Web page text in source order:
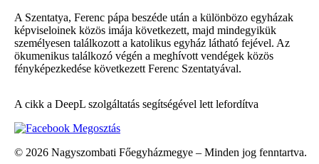
A Szentatya, Ferenc pápa beszéde után a különbözo egyházak
képviseloinek közös imája következett, majd mindegyikük
személyesen találkozott a katolikus egyház látható fejével. Az
ökumenikus találkozó végén a meghívott vendégek közös
fényképezkedése következett Ferenc Szentatyával.
A cikk a DeepL szolgáltatás segítségével lett lefordítva
Megosztás
© 2026 Nagyszombati Főegyházmegye – Minden jog fenntartva.